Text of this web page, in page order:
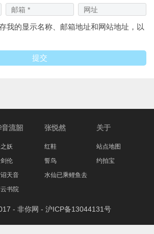
我的显示名称、邮箱地址和网站地址，以
音流韶
妖
伦
天音
书院
张悦然
红鞋
誓鸟
水仙已乘鲤鱼去
关于
站点地图
约拍宝
- 非你网 - 沪ICP备13044131号